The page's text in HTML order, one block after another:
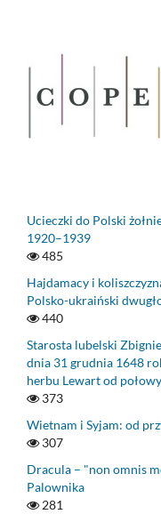
Ucieczki do Polski
1920–1939
485
Hajdamacy i
Polsko-ukraiński
440
Starosta lubelski
dnia 31 grudnia 1648
herbu Lewart od
373
Wietnam i Syjam: od
307
Dracula – "non omnis
Palownika
281